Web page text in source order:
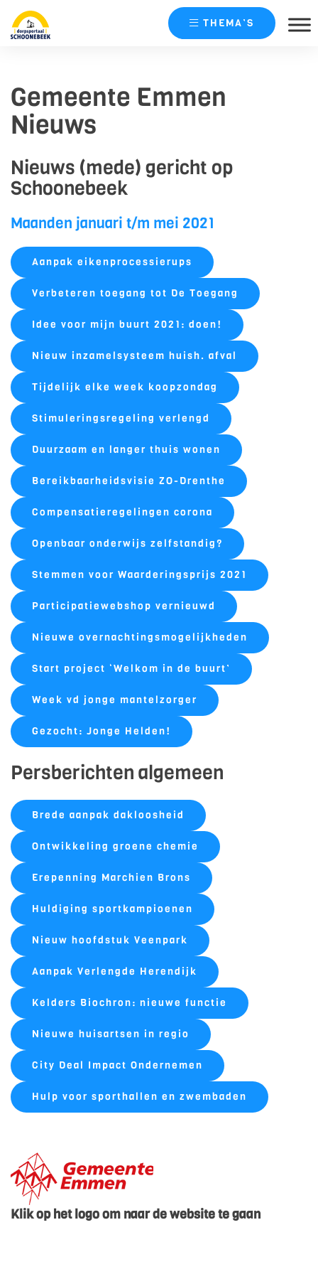
content
THEMA’S
Gemeente Emmen
Nieuws
Nieuws (mede) gericht op
Schoonebeek
Maanden januari t/m mei 2021
Aanpak eikenprocessierups
Verbeteren toegang tot De Toegang
Idee voor mijn buurt 2021: doen!
Nieuw inzamelsysteem huish. afval
Tijdelijk elke week koopzondag
Stimuleringsregeling verlengd
Duurzaam en langer thuis wonen
Bereikbaarheidsvisie ZO-Drenthe
Compensatieregelingen corona
Openbaar onderwijs zelfstandig?
Stemmen voor Waarderingsprijs 2021
Participatiewebshop vernieuwd
Nieuwe overnachtingsmogelijkheden
Start project ‘Welkom in de buurt’
Week vd jonge mantelzorger
Gezocht: Jonge Helden!
Persberichten algemeen
Brede aanpak dakloosheid
Ontwikkeling groene chemie
Erepenning Marchien Brons
Huldiging sportkampioenen
Nieuw hoofdstuk Veenpark
Aanpak Verlengde Herendijk
Kelders Biochron: nieuwe functie
Nieuwe huisartsen in regio
City Deal Impact Ondernemen
Hulp voor sporthallen en zwembaden
Klik op het logo om naar de website te gaan